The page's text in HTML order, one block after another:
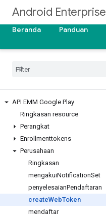
Android Enterprise
Beranda
Panduan
API EMM Google Play
Ringkasan resource
Perangkat
Enrollmenttokens
Perusahaan
Ringkasan
mengakuiNotificationSet
penyelesaianPendaftaran
createWebToken
mendaftar